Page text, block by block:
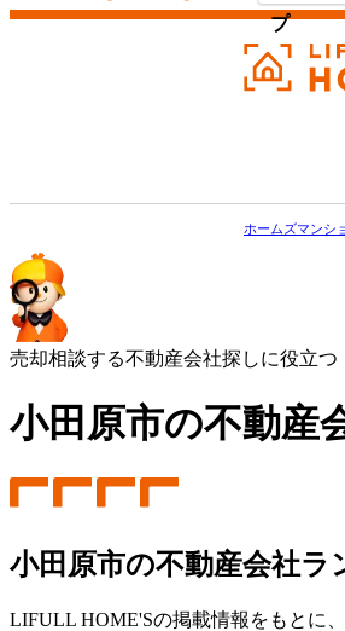
プ
ホームズマンシ
売却相談する不動産会社探しに役立つ
小田原市の不動産
小田原市の不動産会社ラ
LIFULL HOME'Sの掲載情報をもとに